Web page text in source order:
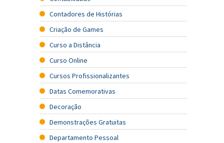
Contadores de Histórias
Criação de Games
Curso a Distância
Curso Online
Cursos Profissionalizantes
Datas Comemorativas
Decoração
Demonstrações Gratuitas
Departamento Pessoal